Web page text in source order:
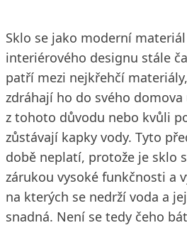
Sklo se jako moderní
interiérového designu stále
patří mezi nejkřehčí
zdráhají ho do svého
z tohoto důvodu nebo kvůli
zůstávají kapky vody. Tyto
době neplatí, protože je sklo
zárukou vysoké funkčnosti a
na kterých se nedrží voda a
snadná. Není se tedy čeho